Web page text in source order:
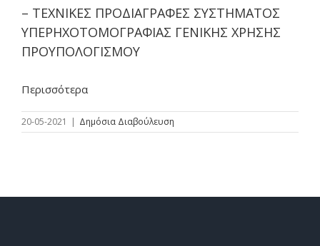
– ΤΕΧΝΙΚΕΣ ΠΡΟΔΙΑΓΡΑΦΕΣ ΣΥΣΤΗΜΑΤΟΣ
ΥΠΕΡΗΧΟΤΟΜΟΓΡΑΦΙΑΣ ΓΕΝΙΚΗΣ ΧΡΗΣΗΣ
ΠΡΟΥΠΟΛΟΓΙΣΜΟΥ
Περισσότερα
20-05-2021 | Δημόσια Διαβούλευση